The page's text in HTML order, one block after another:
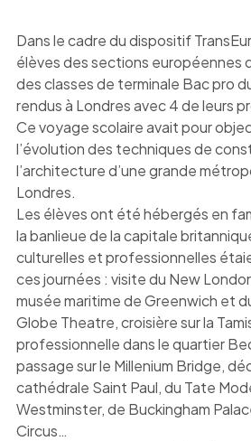
Dans le cadre du dispositif
élèves des sections européennes
des classes de terminale Bac pro
rendus à Londres avec 4 de leurs
Ce voyage scolaire avait pour
l’évolution des techniques de
l’architecture d’une grande
Londres.
Les élèves ont été hébergés en
la banlieue de la capitale
culturelles et professionnelles
ces journées : visite du New
musée maritime de Greenwich et
Globe Theatre, croisière sur la
professionnelle dans le quartier
passage sur le Millenium Bridge,
cathédrale Saint Paul, du Tate
Westminster, de Buckingham
Circus…